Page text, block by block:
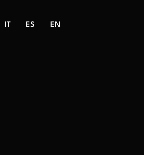
IT ES EN